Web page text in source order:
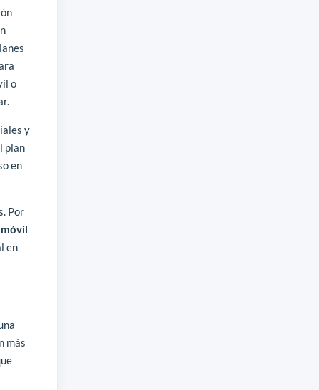
o
y
plan
en
Por
en
más